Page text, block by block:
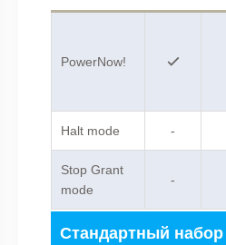
PowerNow!
Halt mode -
Stop Grant
mode
-
Стандартный